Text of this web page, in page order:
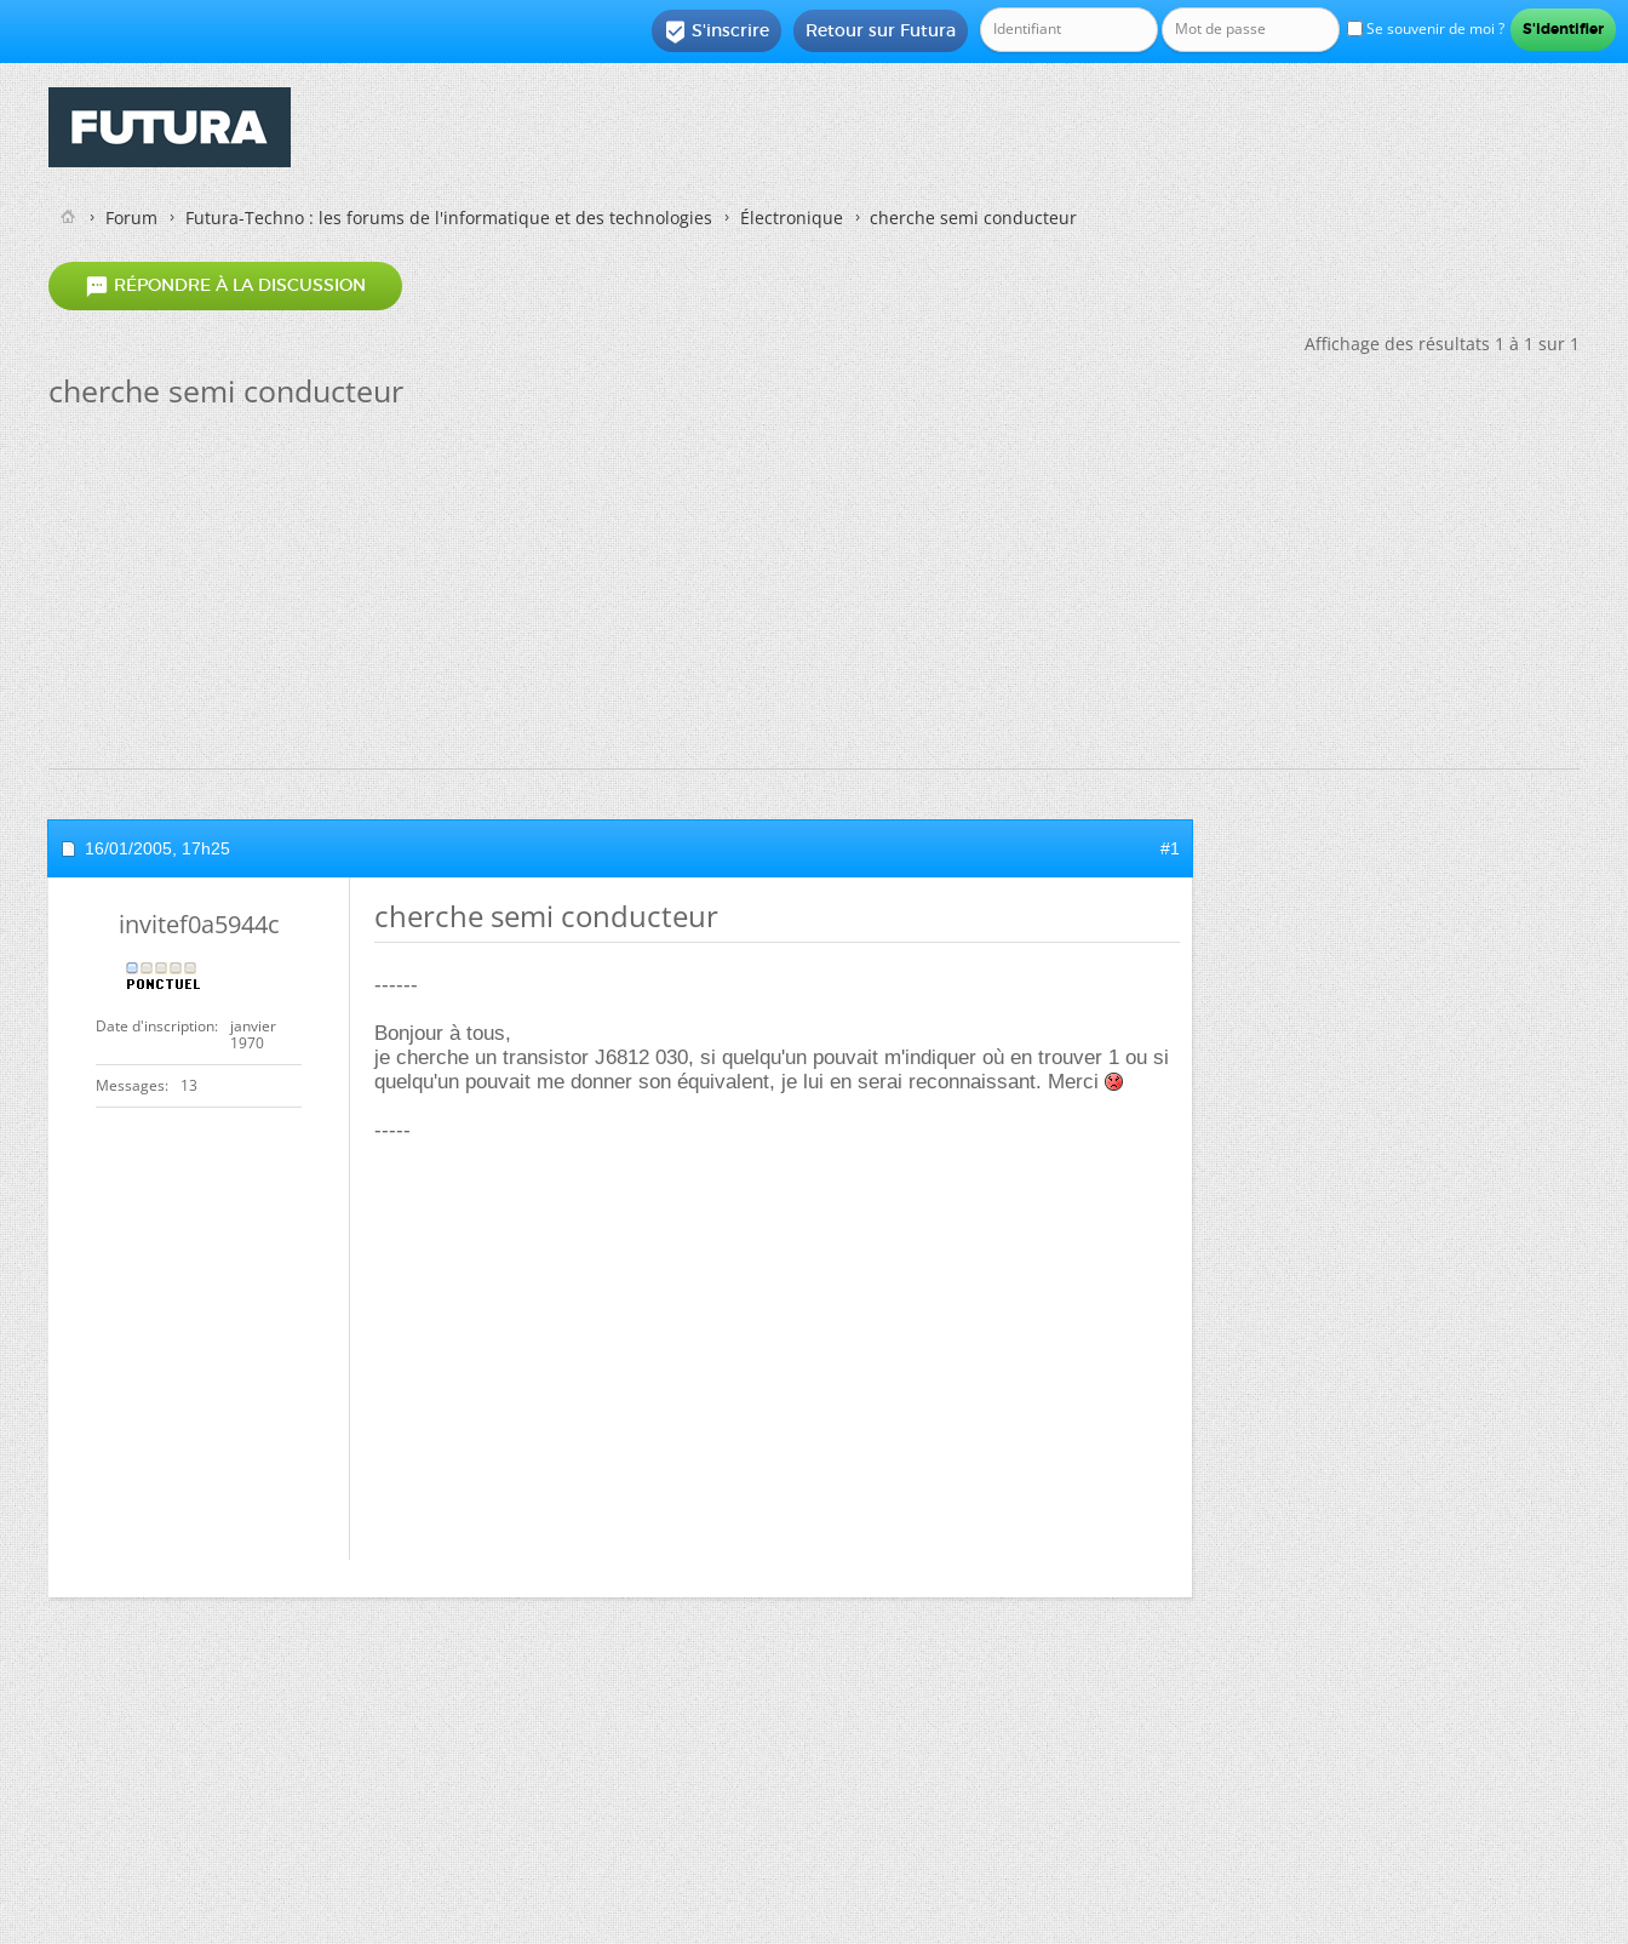
Se souvenir de moi ?
Retour sur Futura
 S'inscrire
Forum Futura-Techno : les forums de l'informatique et des technologies Électronique cherche semi conducteur
 RÉPONDRE À LA DISCUSSION
Affichage des résultats 1 à 1 sur 1
cherche semi conducteur
16/01/2005, 17h25 #1
invitef0a5944c
Date d'inscription
janvier
1970
Messages 13
cherche semi conducteur
------
Bonjour à tous,
je cherche un transistor J6812 030, si quelqu'un pouvait m'indiquer où en trouver 1 ou si
quelqu'un pouvait me donner son équivalent, je lui en serai reconnaissant. Merci
-----